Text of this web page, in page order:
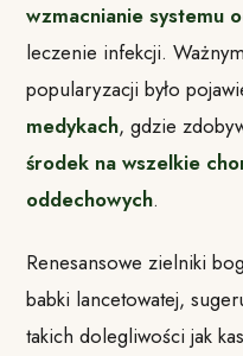
wzmacnianie systemu
leczenie infekcji.
popularyzacji było
medykach, gdzie
środek na wszelkie
oddechowych.
Renesansowe zielniki
babki lancetowatej,
takich dolegliwości jak